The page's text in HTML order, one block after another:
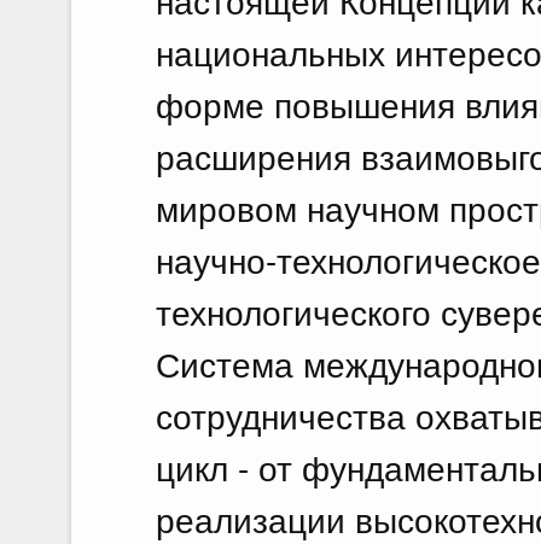
национальных
форме повышения
расширения
мировом научном
научно-
технологического
Система
сотрудничества
цикл - от
реализации